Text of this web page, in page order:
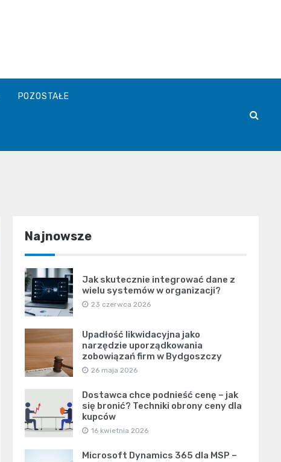
POZOSTAŁE
Najnowsze
Jak skutecznie integrować dane z
wielu systemów w organizacji?
23 czerwca 2026
Upadłość likwidacyjna jako
narzędzie uporządkowania
zobowiązań firm w Bydgoszczy
26 maja 2026
Dostawca chce podnieść cenę – jak
się bronić? Techniki obrony ceny dla
kupców
16 kwietnia 2026
Microsoft Dynamics 365 dla MSP –